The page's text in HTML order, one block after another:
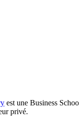
est une Business
privé.